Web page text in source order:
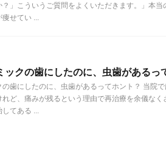
」こういうご質問をよくいただきます。」本当
痩せてい ...
ックの歯にしたのに、虫歯があるっ
歯にしたのに、虫歯があるってホント？ 当院
れど、痛みが残るという理由で再治療を余儀な
してある ...